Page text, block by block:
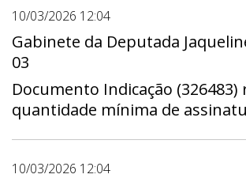
10/03/2026 12:04
Gabinete da Deputada
03
Documento Indicação (326483)
quantidade mínima de
10/03/2026 12:04